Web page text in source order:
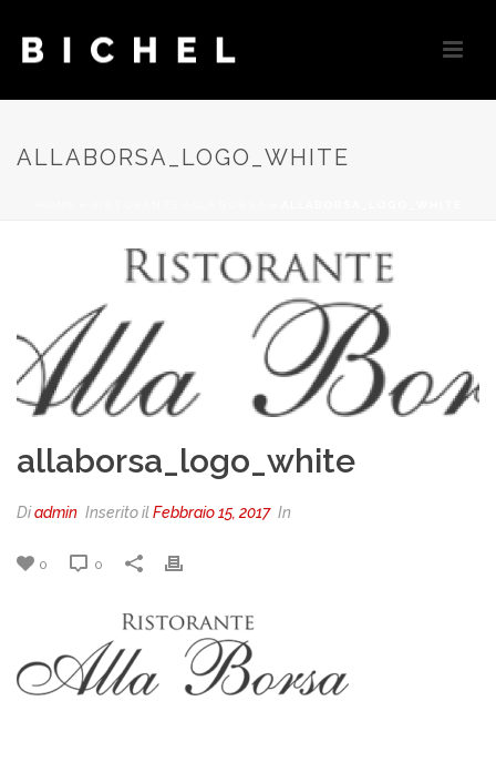
ALLABORSA_LOGO_WHITE
allaborsa_logo_white
Diadmin Inserito ilFebbraio 15, 2017 In
0 0